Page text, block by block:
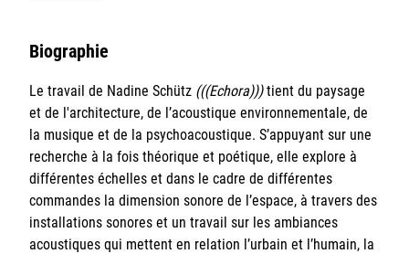
Ministère de la Culture
Rester informé
Offres d'emplois/stages
Biographie
Le travail de Nadine Schütz (((Echora)))tient du paysage
et de l'architecture, de l’acoustique environnementale, de
la musique et de la psychoacoustique. S’appuyant sur une
recherche à la fois théorique et poétique, elle explore à
différentes échelles et dans le cadre de différentes
commandes la dimension sonore de l’espace, à travers des
installations sonores et un travail sur les ambiances
acoustiques qui mettent en relation l’urbain et l’humain, la